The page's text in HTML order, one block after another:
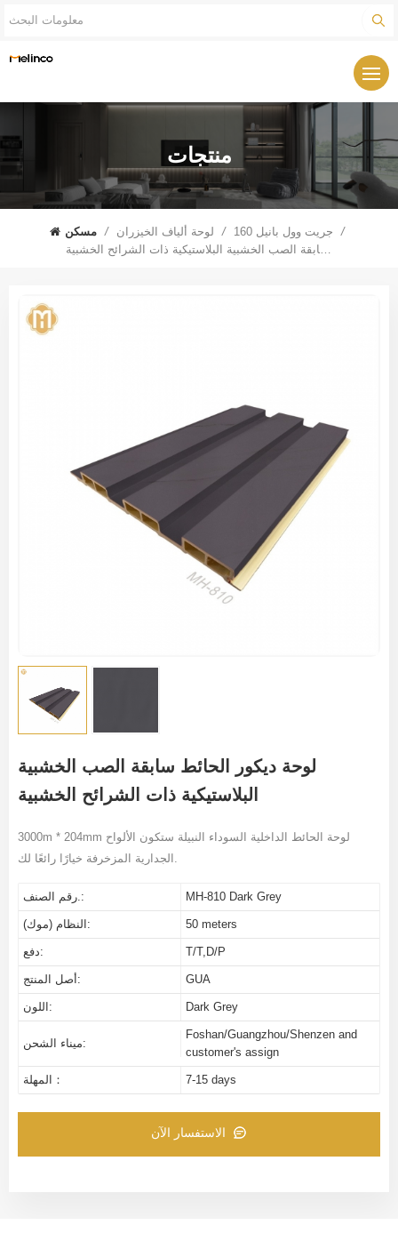
منتجات
مسكن / لوحة ألياف الخيزران / 160 جريت وول بانيل
/
لوحة ديكور الحائط سابقة الصب الخشبية
البلاستيكية ذات الشرائح الخشبية
3000m * 204mm لوحة الحائط الداخلية السوداء النبيلة ستكون الألواح
الجدارية المزخرفة خيارًا رائعًا لك.
رقم الصنف.: MH-810 Dark Grey
النظام (موك): 50 meters
دفع: T/T,D/P
أصل المنتج: GUA
اللون: Dark Grey
ميناء الشحن:
Foshan/Guangzhou/Shenzen and
customer's assign
المهلة： 7-15 days